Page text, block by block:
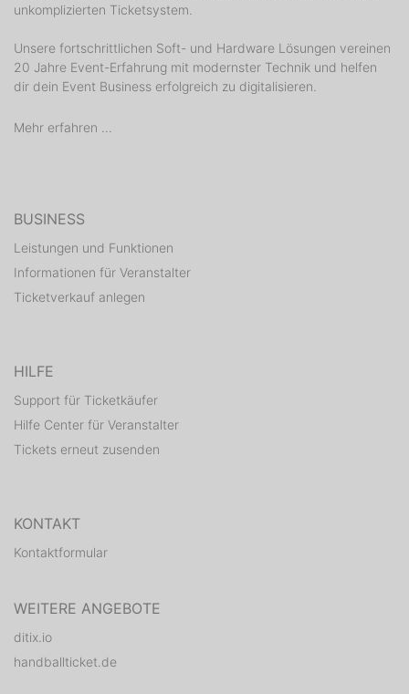
unkomplizierten Ticketsystem.
Unsere fortschrittlichen Soft- und Hardware Lösungen vereinen
20 Jahre Event-Erfahrung mit modernster Technik und helfen
dir dein Event Business erfolgreich zu digitalisieren.
Mehr erfahren ...
BUSINESS
Leistungen und Funktionen
Informationen für Veranstalter
Ticketverkauf anlegen
HILFE
Support für Ticketkäufer
Hilfe Center für Veranstalter
Tickets erneut zusenden
KONTAKT
Kontaktformular
WEITERE ANGEBOTE
ditix.io
handballticket.de